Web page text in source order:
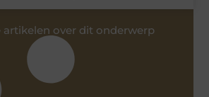
artikelen over dit onderwerp